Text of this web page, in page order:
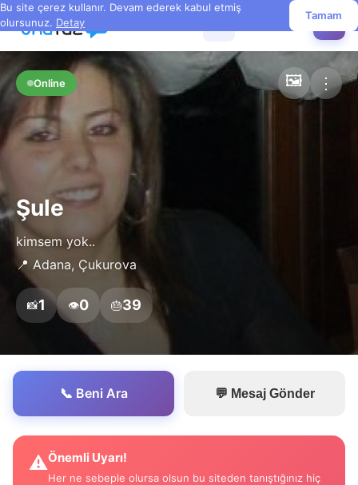
Bu site çerez kullanır. Devam ederek kabul etmiş
olursunuz. Detay
Tamam
Online 🖼️ ⋮
Şule
kimsem yok..
📍 Adana, Çukurova
📸1 👁️0 🎂39
📞 Beni Ara 💬 Mesaj Gönder
⚠️Önemli Uyarı!
Her ne sebeple olursa olsun bu siteden tanıştığınız hiç